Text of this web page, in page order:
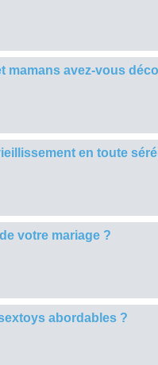
avez-vous
en toute
votre mariage ?
abordables ?